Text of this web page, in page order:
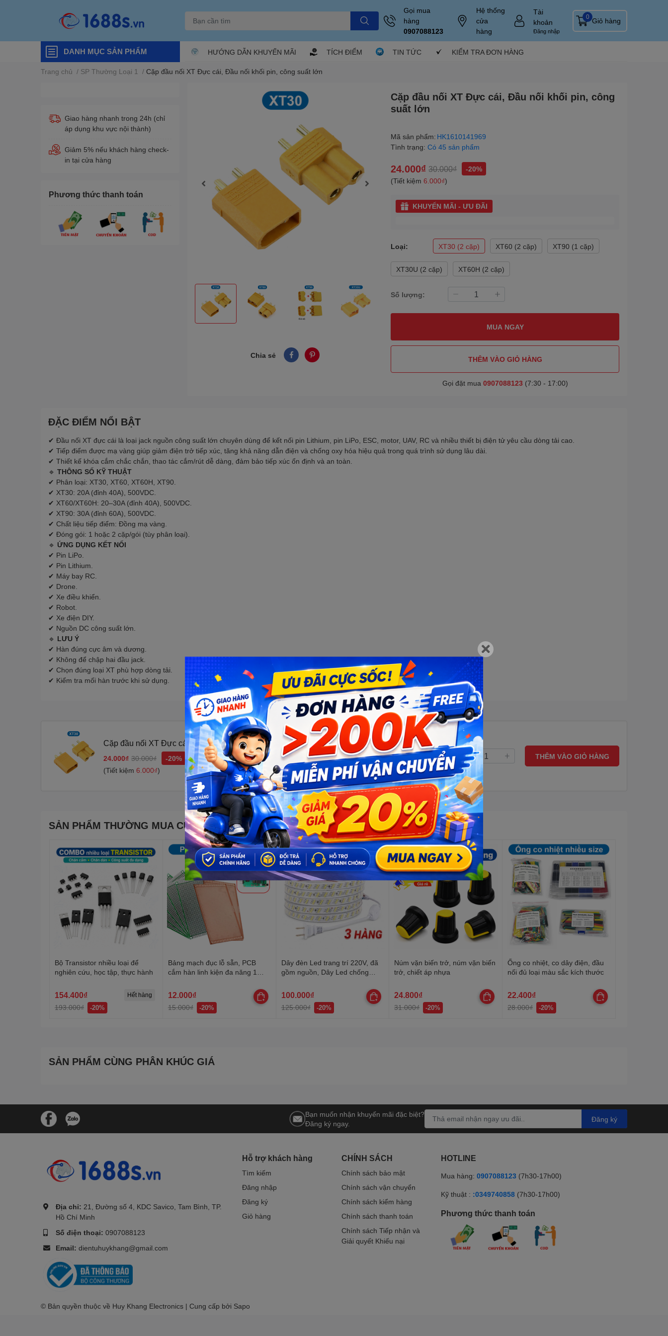
Gọi mua
hàng
0907088123
Hệ thống
cửa
hàng
Tài
khoản
Đăng nhập
Giỏ hàng
0
DANH MỤC SẢN PHẨM HƯỚNG DẪN KHUYẾN MÃI TÍCH ĐIỂM TIN TỨC KIỂM TRA ĐƠN HÀNG
Trang chủ / SP Thường Loại 1 / Cặp đầu nối XT Đực cái, Đầu nối khối pin, công suất lớn
Giao hàng nhanh trong 24h (chỉ
áp dụng khu vực nội thành)
Giảm 5% nếu khách hàng check-
in tại cửa hàng
Phương thức thanh toán
Chia sẻ
Cặp đầu nối XT Đực cái, Đầu nối khối pin, công
suất lớn
Mã sản phẩm: HK1610141969
Tình trạng: Có 45 sản phẩm
24.000₫ 30.000₫
-20%
(Tiết kiệm6.000₫)
KHUYẾN MÃI - ƯU ĐÃI
Loại: XT30 (2 cặp) XT60 (2 cặp) XT90 (1 cặp)
XT30U (2 cặp) XT60H (2 cặp)
Số lượng:
MUA NGAY
THÊM VÀO GIỎ HÀNG
Gọi đặt mua 0907088123 (7:30 - 17:00)
ĐẶC ĐIỂM NỔI BẬT
✔ Đầu nối XT đực cái là loại jack nguồn công suất lớn chuyên dùng để kết nối pin Lithium, pin LiPo, ESC, motor, UAV, RC và nhiều thiết bị điện tử yêu cầu dòng tải cao.
✔ Tiếp điểm được mạ vàng giúp giảm điện trở tiếp xúc, tăng khả năng dẫn điện và chống oxy hóa hiệu quả trong quá trình sử dụng lâu dài.
✔ Thiết kế khóa cắm chắc chắn, thao tác cắm/rút dễ dàng, đảm bảo tiếp xúc ổn định và an toàn.
🔹 THÔNG SỐ KỸ THUẬT
✔ Phân loại: XT30, XT60, XT60H, XT90.
✔ XT30: 20A (đỉnh 40A), 500VDC.
✔ XT60/XT60H: 20–30A (đỉnh 40A), 500VDC.
✔ XT90: 30A (đỉnh 60A), 500VDC.
✔ Chất liệu tiếp điểm: Đồng mạ vàng.
✔ Đóng gói: 1 hoặc 2 cặp/gói (tùy phân loại).
🔹 ỨNG DỤNG KẾT NỐI
✔ Pin LiPo.
✔ Pin Lithium.
✔ Máy bay RC.
✔ Drone.
✔ Xe điều khiển.
✔ Robot.
✔ Xe điện DIY.
✔ Nguồn DC công suất lớn.
🔹 LƯU Ý
✔ Hàn đúng cực âm và dương.
✔ Không để chập hai đầu jack.
✔ Chọn đúng loại XT phù hợp dòng tải.
✔ Kiểm tra mối hàn trước khi sử dụng.
Cặp đầu nối XT Đực cái, Đầu nối khối pin, công suất lớn
24.000₫ 30.000₫
-20%
(Tiết kiệm 6.000₫)
Số lượng: THÊM VÀO GIỎ HÀNG
SẢN PHẨM THƯỜNG MUA CÙNG
Bộ Transistor nhiều loại để
nghiên cứu, học tập, thực hành
154.400₫
193.000₫ -20%
Hết hàng
Bảng mạch đục lỗ sẵn, PCB
cắm hàn linh kiện đa năng 1
12.000₫
15.000₫ -20%
Dây đèn Led trang trí 220V, đã
gồm nguồn, Dây Led chống
trần, lễ Tết
100.000₫
125.000₫ -20%
Núm vặn biến trở, núm vặn biến
trở, chiết áp nhựa
24.800₫
31.000₫ -20%
Ống co nhiệt, co dây điện, đầu
nối đủ loại màu sắc kích thước
22.400₫
28.000₫ -20%
SẢN PHẨM CÙNG PHÂN KHÚC GIÁ
Bạn muốn nhận khuyến mãi đặc biệt?
Đăng ký ngay.
Đăng ký
Địa chỉ: 21, Đường số 4, KDC Savico, Tam Bình, TP.
Hồ Chí Minh
Số điện thoại: 0907088123
Email: dientuhuykhang@gmail.com
Hỗ trợ khách hàng
Tìm kiếm
Đăng nhập
Đăng ký
Giỏ hàng
CHÍNH SÁCH
Chính sách bảo mật
Chính sách vận chuyển
Chính sách kiểm hàng
Chính sách thanh toán
Chính sách Tiếp nhận và
Giải quyết Khiếu nại
HOTLINE
Mua hàng: 0907088123 (7h30-17h00)
Kỹ thuật : :0349740858 (7h30-17h00)
Phương thức thanh toán
© Bản quyền thuộc về Huy Khang Electronics | Cung cấp bởi Sapo